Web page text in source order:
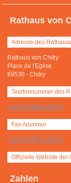
Rathaus von
Adresse des
Rathaus von Chitry
Place de l'Eglise
89530 - Chitry
Telefonnummer des
+(33) 03 86 41 42 07
Fax-Nummer
+(33) 03 86 41 42 07
Offizielle Website der
Zahlen